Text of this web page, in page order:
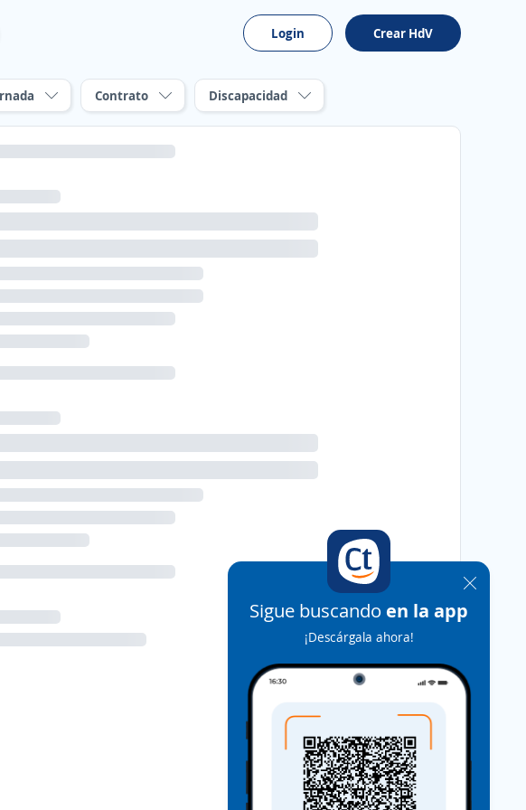
Login Crear HdV
Contrato Discapacidad
Sigue buscando en la app
¡Descárgala ahora!